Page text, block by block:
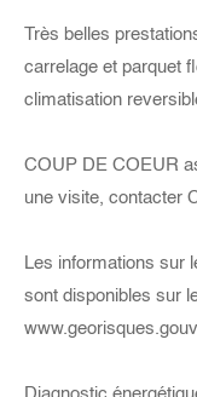
Très belles
carrelage et parquet
climatisation
COUP DE COEUR
une visite, contacter
Les informations sur
sont disponibles sur